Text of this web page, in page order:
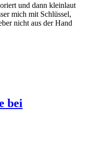
und dann kleinlaut
mich mit Schlüssel,
nicht aus der Hand
bei